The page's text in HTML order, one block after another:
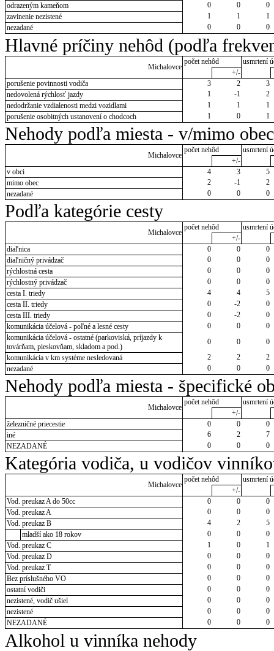
odrazeným kameňom
0 0
0
zavinenie nezistené
1 1
1
nezadané
0 0 0
Hlavné príčiny nehôd (podľa
Michalovce
počet nehôd
usmrtení
+/-
porušenie povinnosti vodiča
3 2
3
nedovolená rýchlosť jazdy
1 -1
2
nedodržanie vzdialenosti medzi vozidlami
1 1
1
porušenie osobitných ustanovení o chodcoch
1 0 1
Nehody podľa miesta - v/mimo obec
Michalovce
počet nehôd
usmrtení
+/-
v obci
4 3
5
mimo obec
2 -1
2
nezadané
0 0 0
Podľa kategórie cesty
Michalovce
počet nehôd
usmrtení
+/-
diaľnica
0 0
0
diaľničný privádzač
0 0
0
rýchlostná cesta
0 0
0
rýchlostný privádzač
0 0
0
cesta I. triedy
4 4
5
cesta II. triedy
0 -2
0
cesta III. triedy
0 -2
0
komunikácia účelová - poľné a lesné cesty
0 0
0
komunikácia účelová - ostatné (parkoviská, príjazdy k
továrňam, pieskovňam, skladom a pod.)
0 0
0
komunikácia v km systéme nesledovaná
2 2
2
nezadané
0 0 0
Nehody podľa miesta - špecifické
Michalovce
počet nehôd
usmrtení
+/-
železničné priecestie
0 0
0
iné
6 2
7
NEZADANÉ
0 0 0
Kategória vodiča, u vodičov
Michalovce
počet nehôd
usmrtení
+/-
Vod. preukaz A do 50cc
0 0
0
Vod. preukaz A
0 0
0
Vod. preukaz B
4 2
5
mladší ako 18 rokov
0 0
0
Vod. preukaz C
1 0
1
Vod. preukaz D
0 0
0
Vod. preukaz T
0 0
0
Bez príslušného VO
0 0
0
ostatní vodiči
0 0
0
nezistené, vodič ušiel
0 0
0
nezistené
0 0
0
NEZADANÉ
0 0 0
Alkohol u vinníka nehody